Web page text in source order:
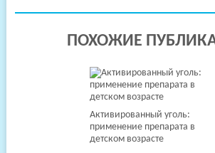
ПОХОЖИЕ
Активированный уголь:
применение препарата в
детском возрасте